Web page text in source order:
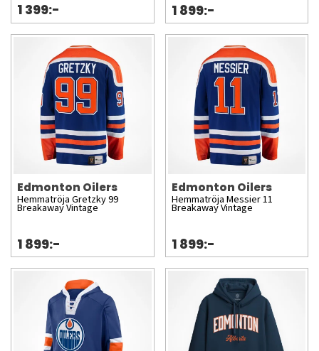
1 399:- 1 899:-
Edmonton Oilers
Hemmatröja Gretzky 99
Breakaway Vintage
1 899:-
Edmonton Oilers
Hemmatröja Messier 11
Breakaway Vintage
1 899:-